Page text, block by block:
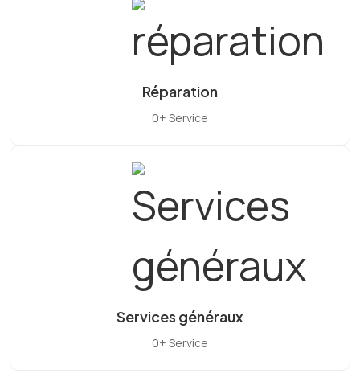
Réparation
0+ Service
Services généraux
0+ Service